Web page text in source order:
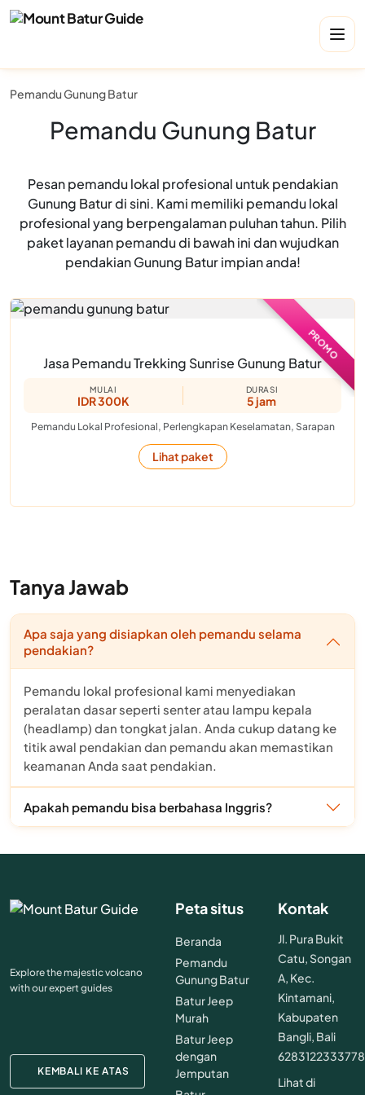
Pemandu Gunung Batur
Pemandu Gunung Batur
Pesan pemandu lokal profesional untuk pendakian
Gunung Batur di sini. Kami memiliki pemandu lokal
profesional yang berpengalaman puluhan tahun. Pilih
paket layanan pemandu di bawah ini dan wujudkan
pendakian Gunung Batur impian anda!
Jasa Pemandu Trekking Sunrise Gunung Batur
MULAI
IDR 300K
DURASI
5 jam
Pemandu Lokal Profesional, Perlengkapan Keselamatan, Sarapan
Lihat paket
PROMO
Tanya Jawab
Apa saja yang disiapkan oleh pemandu selama
pendakian?
Pemandu lokal profesional kami menyediakan
peralatan dasar seperti senter atau lampu kepala
(headlamp) dan tongkat jalan. Anda cukup datang ke
titik awal pendakian dan pemandu akan memastikan
keamanan Anda saat pendakian.
Apakah pemandu bisa berbahasa Inggris?
Explore the majestic volcano
with our expert guides
KEMBALI KE ATAS
Peta situs
Beranda
Pemandu
Gunung Batur
Batur Jeep
Murah
Batur Jeep
dengan
Jemputan
Kontak
Jl. Pura Bukit
Catu, Songan
A, Kec.
Kintamani,
Kabupaten
Bangli, Bali
6283122333778
Lihat di